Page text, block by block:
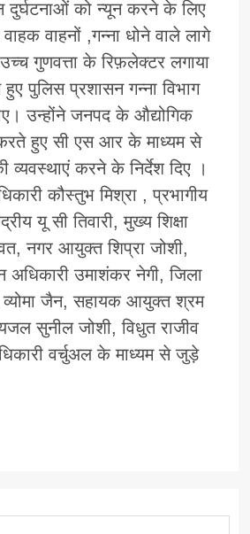
दुर्घटनाओं को न्यून करने के लिए
वाहनों ,गन्ना धोने वाले लागे
गुणवत्ता के रिफ़लेक्टर लगाया
हुए पुलिस प्रशासन गन्ना विभाग
उन्होंने जनपद के औद्योगिक
हुए सी एस आर के माध्यम से
व्यवस्थाएं करने के निर्देश दिए ।
कौस्तुभ मिश्रा , प्रभागीय
यू सी तिवारी, मुख्य शिक्षा
नगर आयुक्त शिप्रा जोशी,
अधिकारी उमाशंकर नेगी, जिला
व्योमा जैन, सहायक आयुक्त श्रम
सुनील जोशी, विधुत राजीव
वर्चुअल के माध्यम से जुड़े